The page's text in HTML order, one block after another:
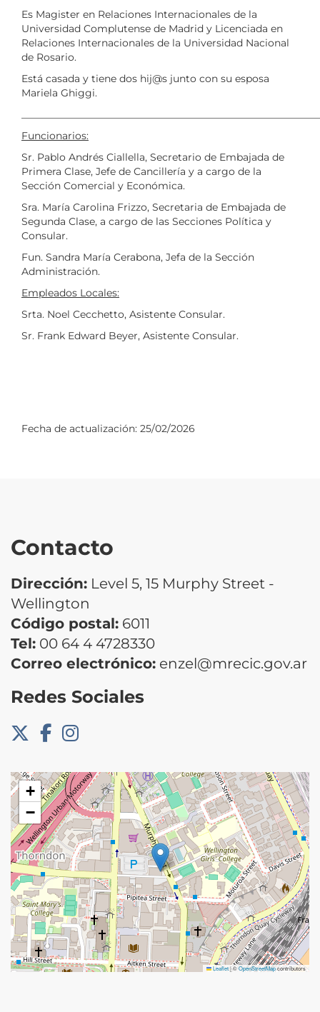
Es Magister en Relaciones Internacionales de la
Universidad Complutense de Madrid y Licenciada en
Relaciones Internacionales de la Universidad Nacional
de Rosario.
Está casada y tiene dos hij@s junto con su esposa
Mariela Ghiggi.
Funcionarios:
Sr. Pablo Andrés Ciallella, Secretario de Embajada de
Primera Clase, Jefe de Cancillería y a cargo de la
Sección Comercial y Económica.
Sra. María Carolina Frizzo, Secretaria de Embajada de
Segunda Clase, a cargo de las Secciones Política y
Consular.
Fun. Sandra María Cerabona, Jefa de la Sección
Administración.
Empleados Locales:
Srta. Noel Cecchetto, Asistente Consular.
Sr. Frank Edward Beyer, Asistente Consular.
Fecha de actualización: 25/02/2026
Contacto
Dirección: Level 5, 15 Murphy Street -
Wellington
Código postal: 6011
Tel: 00 64 4 4728330
Correo electrónico: enzel@mrecic.gov.ar
Redes Sociales
+
−
Leaflet|©OpenStreetMapcontributors